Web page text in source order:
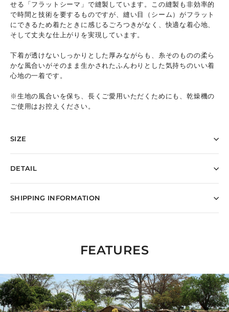
せる「フラットシーマ」で縫製しています。この縫製も非効率的
で時間と技術を要するものですが、縫い目（シーム）がフラット
にできるため着たときに感じるごろつきがなく、快適な着心地、
そして丈夫な仕上がりを実現しています。
下着が透けないしっかりとした厚みながらも、糸そのものの柔ら
かな風合いがそのまま生かされたふんわりとした気持ちのいい着
心地の一着です。
※生地の風合いを保ち、長くご愛用いただくためにも、乾燥機の
ご使用はお控えください。
SIZE
DETAIL
SHIPPING INFORMATION
FEATURES